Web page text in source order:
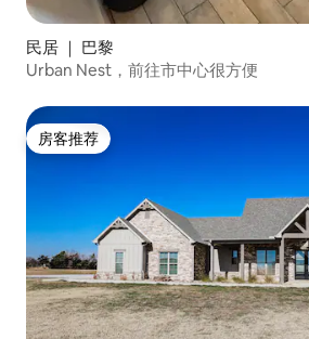
民居 ｜ 巴黎
Urban Nest，前往市中心很方便
房客推荐
房客推荐